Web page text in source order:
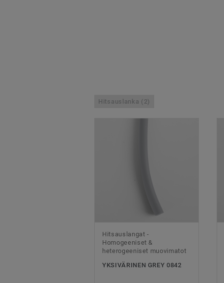
Hitsauslanka (2)
Hitsauslangat -
Homogeeniset &
heterogeeniset muovimatot
YKSIVÄRINEN GREY 0842